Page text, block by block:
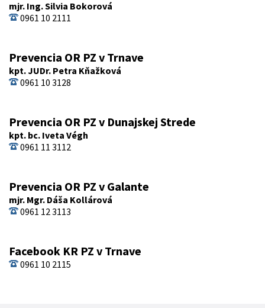
mjr. Ing. Silvia Bokorová
0961 10 2111
Prevencia OR PZ v Trnave
kpt. JUDr. Petra Kňažková
0961 10 3128
Prevencia OR PZ v Dunajskej Strede
kpt. bc. Iveta Végh
0961 11 3112
Prevencia OR PZ v Galante
mjr. Mgr. Dáša Kollárová
0961 12 3113
Facebook KR PZ v Trnave
0961 10 2115